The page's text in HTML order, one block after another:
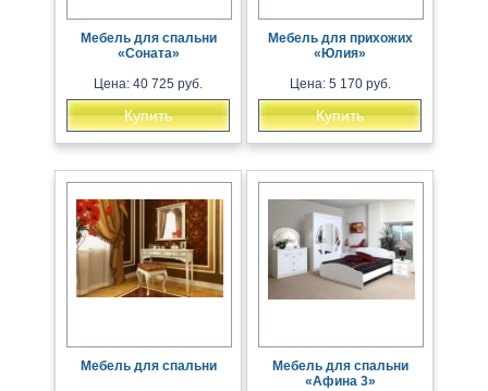
Мебель для спальни
«Соната»
Цена: 40 725 руб.
Купить
Мебель для прихожих
«Юлия»
Цена: 5 170 руб.
Купить
Мебель для спальни
Мебель для спальни
«Афина 3»